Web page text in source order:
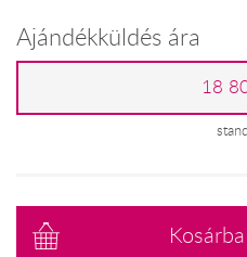
Ajándékküldés ára
18